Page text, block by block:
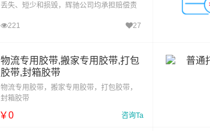
丢失、短少和损毁，辉驰公司均承担赔偿责
准：国际业务： 按照货物申明价值的 0.5%
221 27
物流专用胶带,搬家专用胶带,打包
胶带,封箱胶带
物流专用胶带，搬家专用胶带，打包胶带，
封箱胶带
￥0 咨询Ta